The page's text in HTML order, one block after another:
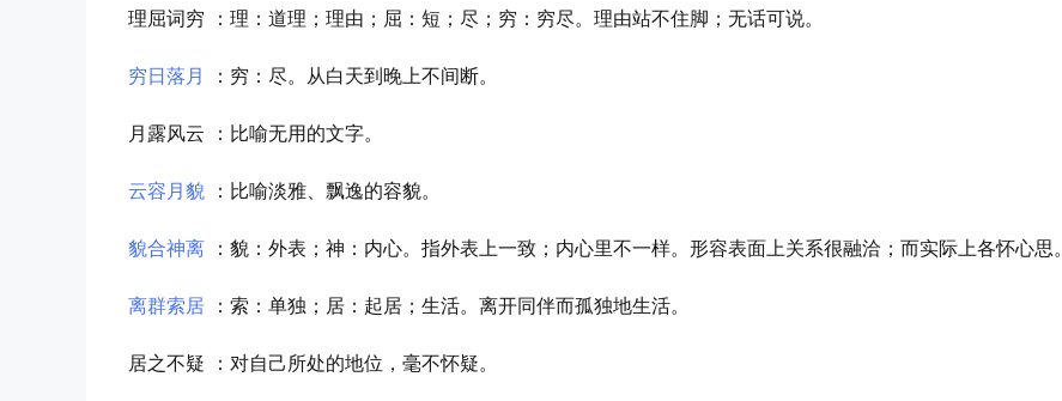
理屈词穷 ：理：道理；理由；屈：短；尽；穷：穷尽。理由站不住脚；无话可说。
穷日落月 ：穷：尽。从白天到晚上不间断。
月露风云 ：比喻无用的文字。
云容月貌 ：比喻淡雅、飘逸的容貌。
貌合神离 ：貌：外表；神：内心。指外表上一致；内心里不一样。形容表面上关系很融洽；而实际上各怀心思。
离群索居 ：索：单独；居：起居；生活。离开同伴而孤独地生活。
居之不疑 ：对自己所处的地位，毫不怀疑。